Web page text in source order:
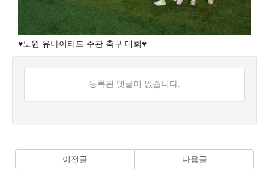
♥노원 유나이티드 주관 축구 대회♥
글
등록된 댓글이 없습니다.
이전글 다음글